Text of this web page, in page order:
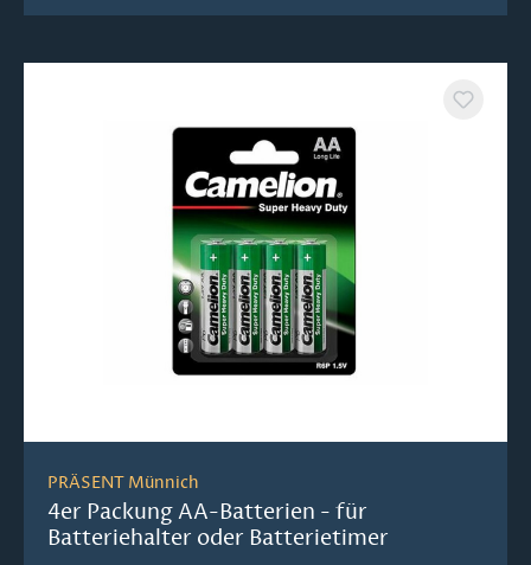
PRÄSENT Münnich
4er Packung AA-Batterien - für
Batteriehalter oder Batterietimer